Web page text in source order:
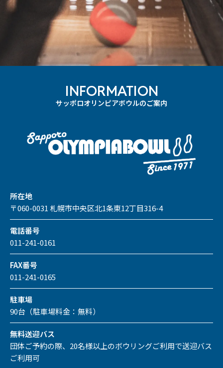
INFORMATION
サッポロオリンピアボウルのご案内
所在地
〒060-0031 札幌市中央区北1条東12丁目316-4
電話番号
011-241-0161
FAX番号
011-241-0165
駐車場
90台（駐車場料金：無料）
無料送迎バス
団体ご予約の際、20名様以上のボウリングご利用で送迎バス
ご利用可